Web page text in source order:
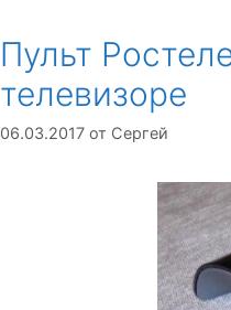
Пульт
телевизоре
06.03.2017 от Сергей